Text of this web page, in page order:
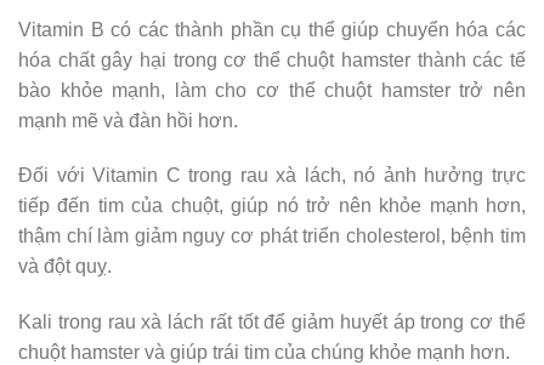
Vitamin B có các thành phần cụ thể giúp chuyển hóa các
hóa chất gây hại trong cơ thể chuột hamster thành các tế
bào khỏe mạnh, làm cho cơ thể chuột hamster trở nên
mạnh mẽ và đàn hồi hơn.
Đối với Vitamin C trong rau xà lách, nó ảnh hưởng trực
tiếp đến tim của chuột, giúp nó trở nên khỏe mạnh hơn,
thậm chí làm giảm nguy cơ phát triển cholesterol, bệnh tim
và đột quỵ.
Kali trong rau xà lách rất tốt để giảm huyết áp trong cơ thể
chuột hamster và giúp trái tim của chúng khỏe mạnh hơn.